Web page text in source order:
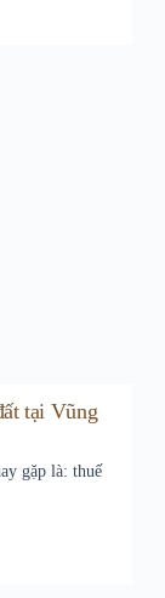
tại Vũng
gặp là: thuế